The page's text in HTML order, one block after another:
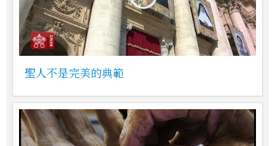
聖人不是完美的典範